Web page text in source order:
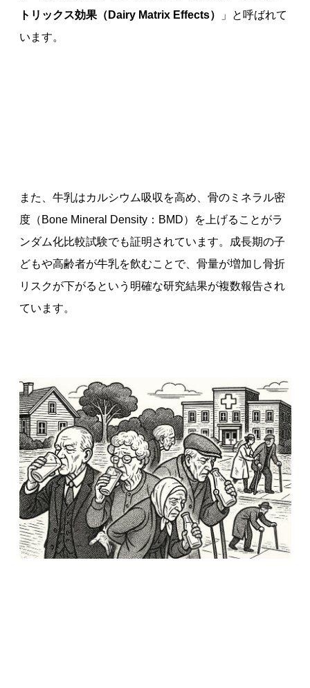
トリックス効果（ Dairy Matrix Effects）
」と呼ばれて
います。
また、牛乳はカルシウム吸収を高め、骨のミネラル密
度（Bone Mineral Density：BMD）を上げることがラ
ンダム化比較試験でも証明されています。成長期の子
どもや高齢者が牛乳を飲むことで、骨量が増加し骨折
リスクが下がるという明確な研究結果が複数報告され
ています。